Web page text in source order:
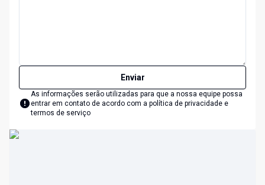
Enviar
As informações serão utilizadas para que a nossa equipe possa
entrar em contato de acordo com a política de privacidade e
termos de serviço